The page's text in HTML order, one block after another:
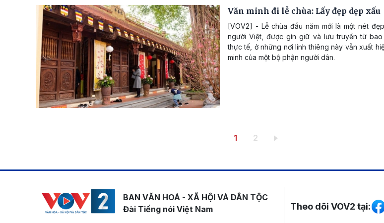
Văn minh đi lễ chùa: Lấy đẹp dẹp xấu
[VOV2] - Lễ chùa đầu năm mới là một nét
người Việt, được gìn giữ và lưu truyền từ
thực tế, ở những nơi linh thiêng này vẫn xuất
minh của một bộ phận người dân.
Trang hiện thời
1 Trang
2
BAN VĂN HOÁ - XÃ HỘI VÀ DÂN TỘC
Đài Tiếng nói Việt Nam
Mạng xã hội
Theo dõi VOV2 tại: